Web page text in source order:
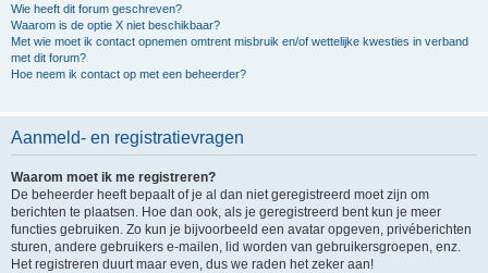
Wie heeft dit forum geschreven?
Waarom is de optie X niet beschikbaar?
Met wie moet ik contact opnemen omtrent misbruik en/of wettelijke kwesties in verband
met dit forum?
Hoe neem ik contact op met een beheerder?
Aanmeld- en registratievragen
Waarom moet ik me registreren?
De beheerder heeft bepaalt of je al dan niet geregistreerd moet zijn om
berichten te plaatsen. Hoe dan ook, als je geregistreerd bent kun je meer
functies gebruiken. Zo kun je bijvoorbeeld een avatar opgeven, privéberichten
sturen, andere gebruikers e-mailen, lid worden van gebruikersgroepen, enz.
Het registreren duurt maar even, dus we raden het zeker aan!